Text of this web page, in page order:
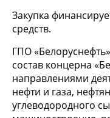
Закупка
средств.
ГПО
состав концерна
направлениями
нефти и газа,
углеводородного